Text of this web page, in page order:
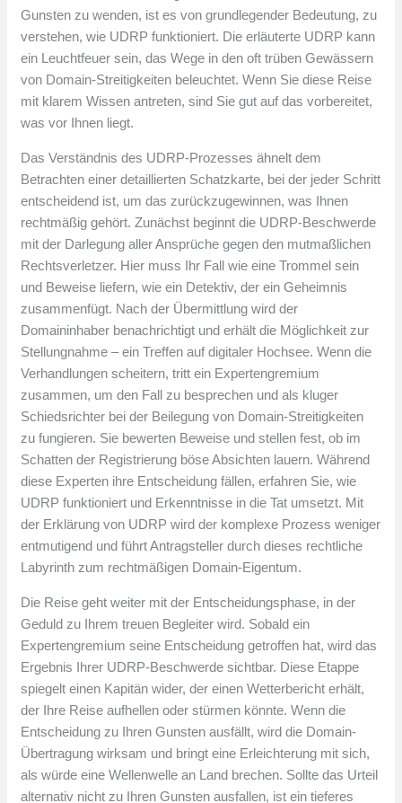
Gunsten zu wenden, ist es von grundlegender Bedeutung, zu
verstehen, wie UDRP funktioniert. Die erläuterte UDRP kann
ein Leuchtfeuer sein, das Wege in den oft trüben Gewässern
von Domain-Streitigkeiten beleuchtet. Wenn Sie diese Reise
mit klarem Wissen antreten, sind Sie gut auf das vorbereitet,
was vor Ihnen liegt.
Das Verständnis des UDRP-Prozesses ähnelt dem
Betrachten einer detaillierten Schatzkarte, bei der jeder Schritt
entscheidend ist, um das zurückzugewinnen, was Ihnen
rechtmäßig gehört. Zunächst beginnt die UDRP-Beschwerde
mit der Darlegung aller Ansprüche gegen den mutmaßlichen
Rechtsverletzer. Hier muss Ihr Fall wie eine Trommel sein
und Beweise liefern, wie ein Detektiv, der ein Geheimnis
zusammenfügt. Nach der Übermittlung wird der
Domaininhaber benachrichtigt und erhält die Möglichkeit zur
Stellungnahme – ein Treffen auf digitaler Hochsee. Wenn die
Verhandlungen scheitern, tritt ein Expertengremium
zusammen, um den Fall zu besprechen und als kluger
Schiedsrichter bei der Beilegung von Domain-Streitigkeiten
zu fungieren. Sie bewerten Beweise und stellen fest, ob im
Schatten der Registrierung böse Absichten lauern. Während
diese Experten ihre Entscheidung fällen, erfahren Sie, wie
UDRP funktioniert und Erkenntnisse in die Tat umsetzt. Mit
der Erklärung von UDRP wird der komplexe Prozess weniger
entmutigend und führt Antragsteller durch dieses rechtliche
Labyrinth zum rechtmäßigen Domain-Eigentum.
Die Reise geht weiter mit der Entscheidungsphase, in der
Geduld zu Ihrem treuen Begleiter wird. Sobald ein
Expertengremium seine Entscheidung getroffen hat, wird das
Ergebnis Ihrer UDRP-Beschwerde sichtbar. Diese Etappe
spiegelt einen Kapitän wider, der einen Wetterbericht erhält,
der Ihre Reise aufhellen oder stürmen könnte. Wenn die
Entscheidung zu Ihren Gunsten ausfällt, wird die Domain-
Übertragung wirksam und bringt eine Erleichterung mit sich,
als würde eine Wellenwelle an Land brechen. Sollte das Urteil
alternativ nicht zu Ihren Gunsten ausfallen, ist ein tieferes